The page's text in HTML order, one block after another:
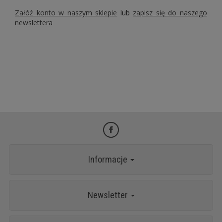
Załóż konto w naszym sklepie lub zapisz się do naszego
newslettera
Informacje
Newsletter